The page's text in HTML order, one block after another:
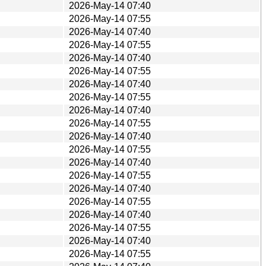
2026-May-14 07:40
2026-May-14 07:55
2026-May-14 07:40
2026-May-14 07:55
2026-May-14 07:40
2026-May-14 07:55
2026-May-14 07:40
2026-May-14 07:55
2026-May-14 07:40
2026-May-14 07:55
2026-May-14 07:40
2026-May-14 07:55
2026-May-14 07:40
2026-May-14 07:55
2026-May-14 07:40
2026-May-14 07:55
2026-May-14 07:40
2026-May-14 07:55
2026-May-14 07:40
2026-May-14 07:55